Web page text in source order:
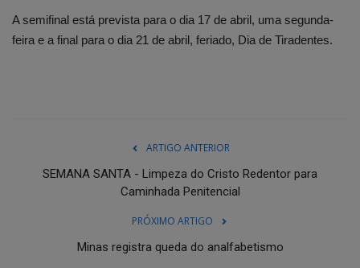
A semifinal está prevista para o dia 17 de abril, uma segunda-
feira e a final para o dia 21 de abril, feriado, Dia de Tiradentes.
ARTIGO ANTERIOR
SEMANA SANTA - Limpeza do Cristo Redentor para
Caminhada Penitencial
PRÓXIMO ARTIGO
Minas registra queda do analfabetismo